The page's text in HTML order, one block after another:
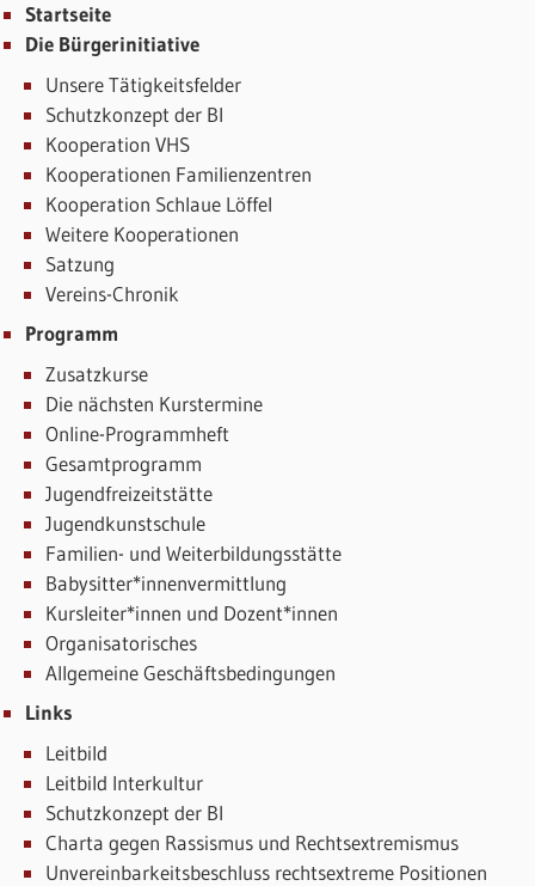
Startseite
Die Bürgerinitiative
Unsere Tätigkeitsfelder
Schutzkonzept der BI
Kooperation VHS
Kooperationen Familienzentren
Kooperation Schlaue Löffel
Weitere Kooperationen
Satzung
Vereins-Chronik
Programm
Zusatzkurse
Die nächsten Kurstermine
Online-Programmheft
Gesamtprogramm
Jugendfreizeitstätte
Jugendkunstschule
Familien- und Weiterbildungsstätte
Babysitter*innenvermittlung
Kursleiter*innen und Dozent*innen
Organisatorisches
Allgemeine Geschäftsbedingungen
Links
Leitbild
Leitbild Interkultur
Schutzkonzept der BI
Charta gegen Rassismus und Rechtsextremismus
Unvereinbarkeitsbeschluss rechtsextreme Positionen